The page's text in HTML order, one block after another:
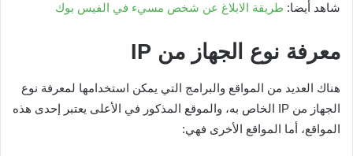
شاهد أيضا: طريقة الابلاغ عن شخص مسيء في الفيس بوك
معرفة نوع الجهاز من IP
هناك العديد من المواقع والبرامج التي يمكن استخدامها لمعرفة نوع
الجهاز من IP الخاص به، والموقع المذكور في الأعلى يعتبر إحدى هذه
المواقع، أما المواقع الأخرى فهي: